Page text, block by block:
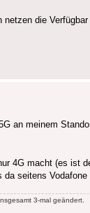
netzen die
an meinem
4G macht (es ist
seitens
3-mal geändert.